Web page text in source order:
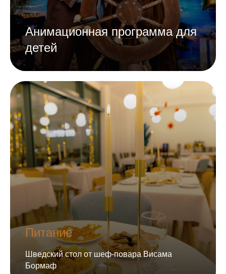
Анимационная программа для
детей
Питание
Шведский стол от шеф-повара Висама
Бормаф